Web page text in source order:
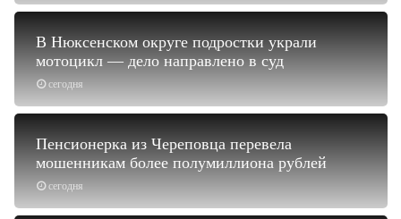
сегодня
В Нюксенском округе подростки украли
мотоцикл — дело направлено в суд
сегодня
Пенсионерка из Череповца перевела
мошенникам более полумиллиона рублей